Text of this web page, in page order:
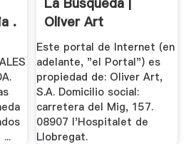
.
Oliver Art
Este portal de Internet (en
adelante, "el Portal") es
propiedad de: Oliver Art,
S.A. Domicilio social:
carretera del Mig, 157.
08907 l'Hospitalet de
Llobregat.